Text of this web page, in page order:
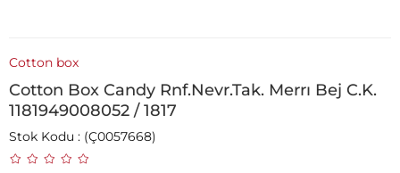
Cotton box
Cotton Box Candy Rnf.Nevr.Tak. Merrı Bej C.K.
1181949008052 / 1817
Stok Kodu (Ç0057668)